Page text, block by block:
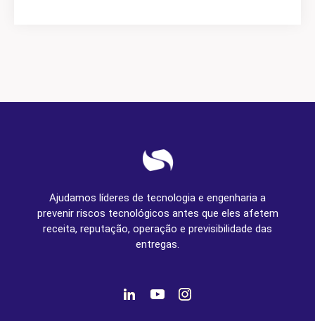
Ajudamos líderes de tecnologia e engenharia a
prevenir riscos tecnológicos antes que eles afetem
receita, reputação, operação e previsibilidade das
entregas.